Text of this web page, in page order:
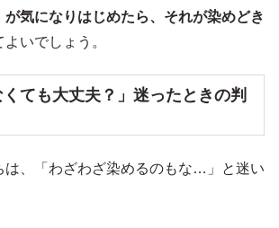
が気になりはじめたら、それが染めどき
よいでしょう。
くても大丈夫？」迷ったときの判
は、「わざわざ染めるのもな…」と迷い